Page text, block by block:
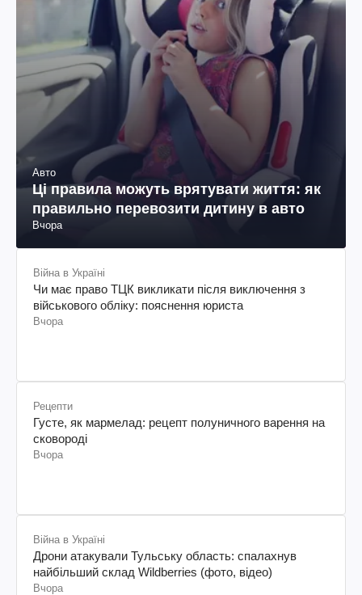
Авто
Ці правила можуть врятувати життя: як
правильно перевозити дитину в авто
Вчора
Війна в Україні
Чи має право ТЦК викликати після виключення з
військового обліку: пояснення юриста
Вчора
Рецепти
Густе, як мармелад: рецепт полуничного варення на
сковороді
Вчора
Війна в Україні
Дрони атакували Тульську область: спалахнув
найбільший склад Wildberries (фото, відео)
Вчора